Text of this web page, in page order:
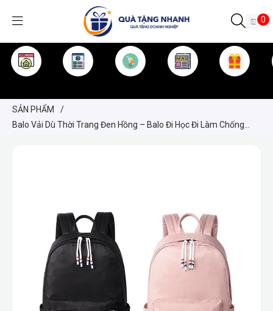
0
SẢN PHẨM
/
Balo Vải Dù Thời Trang Đen Hồng – Balo Đi Học Đi Làm Chống